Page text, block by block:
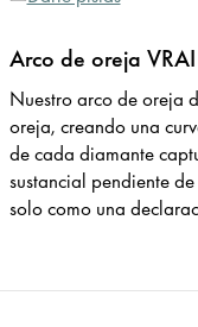
Arco de oreja
Nuestro arco de oreja
oreja, creando una
de cada diamante
sustancial pendiente
solo como una